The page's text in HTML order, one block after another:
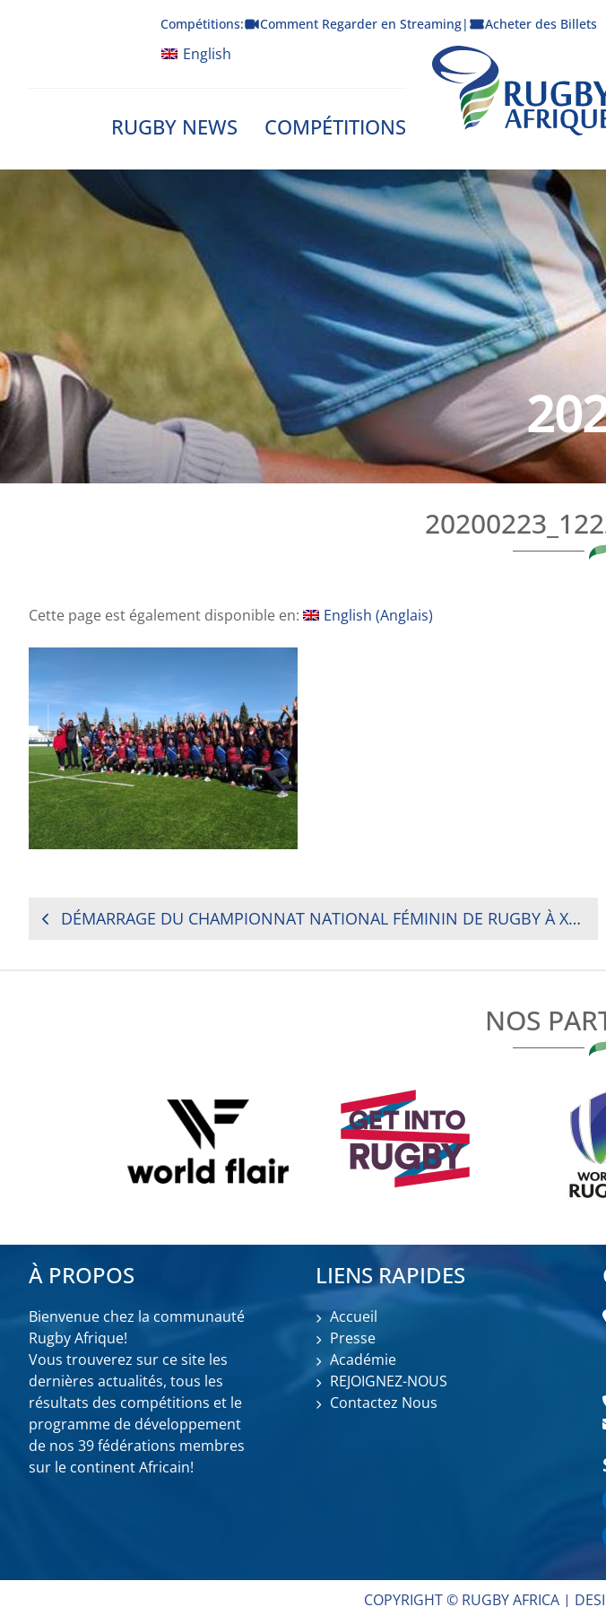
Compétitions: Comment Regarder en Streaming| Acheter des Billets
English
RUGBY NEWS COMPÉTITIONS
Rugby Afrique
Cette page est également disponible en: English (Anglais)
NAVIGATION
DÉMARRAGE DU CHAMPIONNAT NATIONAL FÉMININ DE RUGBY À XV – SAISON 2019-2020
NOS
À PROPOS
Bienvenue chez la communauté
Rugby Afrique!
Vous trouverez sur ce site les
dernières actualités, tous les
résultats des compétitions et le
programme de développement
de nos 39 fédérations membres
sur le continent Africain!
LIENS RAPIDES
Accueil
Presse
Académie
REJOIGNEZ-NOUS
Contactez Nous
COPYRIGHT © RUGBY AFRICA |